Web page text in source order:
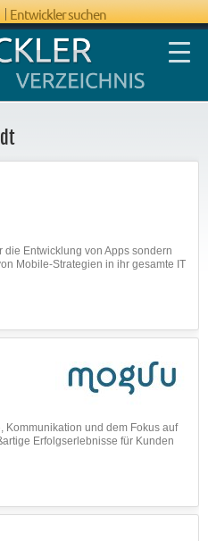
Entwickler suchen
die Entwicklung von Apps sondern
Mobile-Strategien in ihr gesamte IT
Kommunikation und dem Fokus auf
Erfolgserlebnisse für Kunden